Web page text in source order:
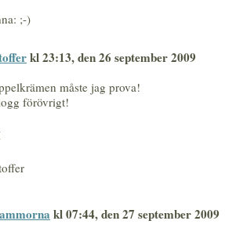
;-)
kl 23:13, den 26 september 2009
måste jag prova!
förövrigt!
kl 07:44, den 27 september 2009